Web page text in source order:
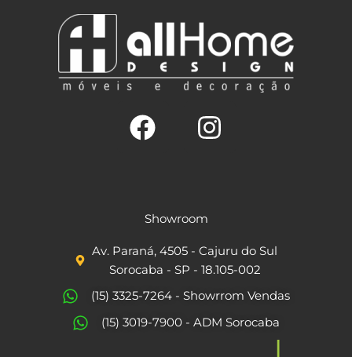
c
e
b
o
o
t
a
g
r
Showroom
Av. Paraná, 4505 - Cajuru do Sul
Sorocaba - SP - 18.105-002
(15) 3325-7264 - Showrrom Vendas
(15) 3019-7900 - ADM Sorocaba